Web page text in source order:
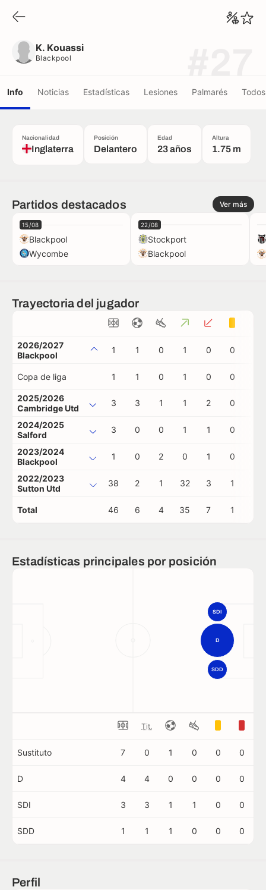
K. Kouassi
Blackpool
Info Noticias Estadísticas Lesiones Palmarés
Nacionalidad
Inglaterra
Posición
Delantero
Edad
23 años
Altura
1.75 m
Partidos destacados Ver más
15/08
Blackpool
Wycombe
22/08
Stockport
Blackpool
Trayectoria del jugador
2026/2027
Blackpool
1 1 0 1 0 0
Copa de liga 1 1 0 1 0 0
2025/2026
Cambridge Utd
3 3 1 1 2 0
2024/2025
Salford
3 0 0 1 1 0
2023/2024
Blackpool
1 0 2 0 1 0
2022/2023
Sutton Utd
38 2 1 32 3 1
Total 46 6 4 35 7 1
Estadísticas principales por posición
D
SDI
SDD
Tit.
Sustituto 7 0 1 0 0 0
D 4 4 0 0 0 0
SDI 3 3 1 1 0 0
SDD 1 1 1 0 0 0
Perfil